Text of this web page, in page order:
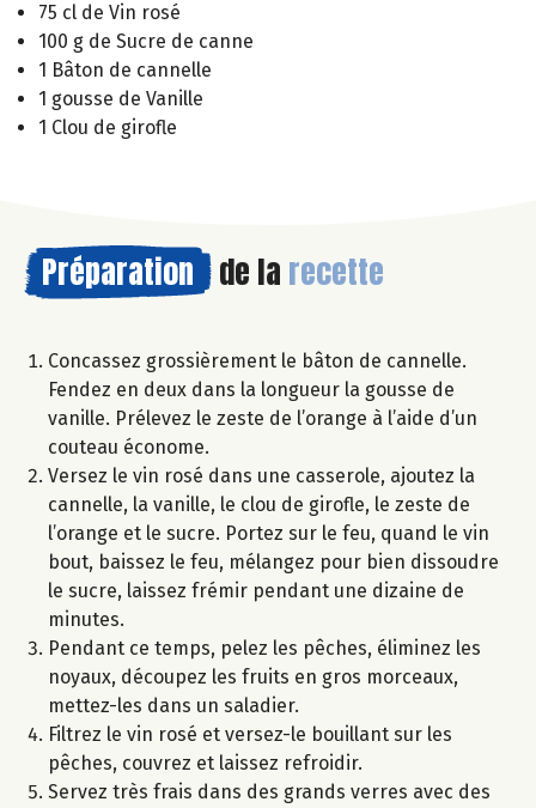
75 cl de Vin rosé
100 g de Sucre de canne
1 Bâton de cannelle
1 gousse de Vanille
1 Clou de girofle
Préparation de la recette
Concassez grossièrement le bâton de cannelle.
Fendez en deux dans la longueur la gousse de
vanille. Prélevez le zeste de l’orange à l’aide d’un
couteau économe.
Versez le vin rosé dans une casserole, ajoutez la
cannelle, la vanille, le clou de girofle, le zeste de
l’orange et le sucre. Portez sur le feu, quand le vin
bout, baissez le feu, mélangez pour bien dissoudre
le sucre, laissez frémir pendant une dizaine de
minutes.
Pendant ce temps, pelez les pêches, éliminez les
noyaux, découpez les fruits en gros morceaux,
mettez-les dans un saladier.
Filtrez le vin rosé et versez-le bouillant sur les
pêches, couvrez et laissez refroidir.
Servez très frais dans des grands verres avec des